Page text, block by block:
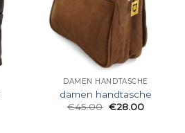
DAMEN HANDTASCHE
damen handtasche
€45.00 €28.00